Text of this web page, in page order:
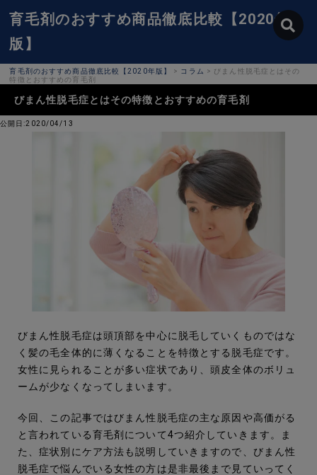
育毛剤のおすすめ商品徹底比較【2020年
版】
育毛剤のおすすめ商品徹底比較【2020年版】 > コラム > びまん性脱毛症とはその
特徴とおすすめの育毛剤
びまん性脱毛症とはその特徴とおすすめの育毛剤
公開日:2020/04/13
びまん性脱毛症は頭頂部を中心に脱毛していくものではな
く髪の毛全体的に薄くなることを特徴とする脱毛症です。
女性に見られることが多い症状であり、頭皮全体のボリュ
ームが少なくなってしまいます。
今回、この記事ではびまん性脱毛症の主な原因や高価がる
と言われている育毛剤について4つ紹介していきます。ま
た、症状別にケア方法も説明していきますので、びまん性
脱毛症で悩んでいる女性の方は是非最後まで見ていってく